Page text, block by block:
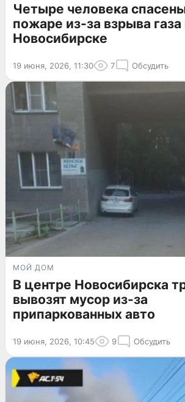
Четыре человека
пожаре из-за взрыва газа
Новосибирске
19 июня, 2026, 11:30 7 Обсудить
МОЙ ДОМ
В центре Новосибирска
вывозят мусор из-за
припаркованных авто
19 июня, 2026, 10:45 9 Обсудить